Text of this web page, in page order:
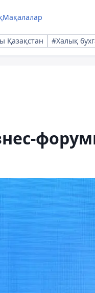
Мақалалар
Қазақстан #Халық